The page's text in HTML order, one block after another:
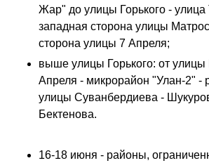
Жар" до улицы Горького - улица
западная сторона улицы
сторона улицы 7 Апреля;
выше улицы Горького: от улицы
Апреля - микрорайон "Улан-2" -
улицы Суванбердиева -
Бектенова.
16-18 июня - районы,